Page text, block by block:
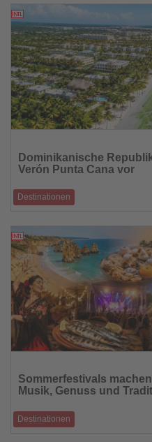
die
Nachrichten
Dominikanische
Verón Punta Cana vor
Destinationen
Tourismusgebiets nachhaltig st
die
Nachrichten
Sommerfestivals
Musik, Genuss und
Destinationen